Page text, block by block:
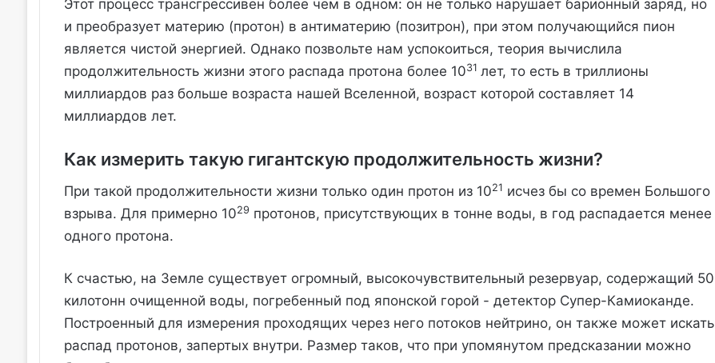
Этот процесс трансгрессивен более чем в одном: он не только нарушает барионный заряд, но
и преобразует материю (протон) в антиматерию (позитрон), при этом получающийся пион
является чистой энергией. Однако позвольте нам успокоиться, теория вычислила
продолжительность жизни этого распада протона более 1031 лет, то есть в триллионы
миллиардов раз больше возраста нашей Вселенной, возраст которой составляет 14
миллиардов лет.
Как измерить такую ​​гигантскую продолжительность жизни?
При такой продолжительности жизни только один протон из 1021 исчез бы со времен Большого
взрыва. Для примерно 1029 протонов, присутствующих в тонне воды, в год распадается менее
одного протона.
К счастью, на Земле существует огромный, высокочувствительный резервуар, содержащий 50
килотонн очищенной воды, погребенный под японской горой - детектор Супер-Камиоканде.
Построенный для измерения проходящих через него потоков нейтрино, он также может искать
распад протонов, запертых внутри. Размер таков, что при упомянутом предсказании можно